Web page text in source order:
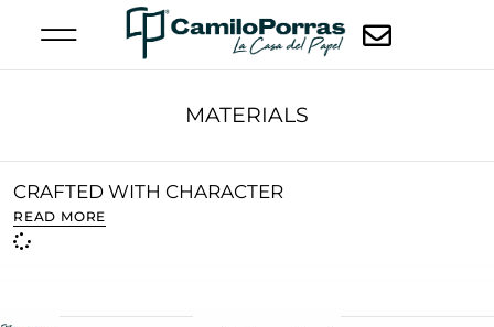
MATERIALS
CRAFTED WITH CHARACTER
READ MORE